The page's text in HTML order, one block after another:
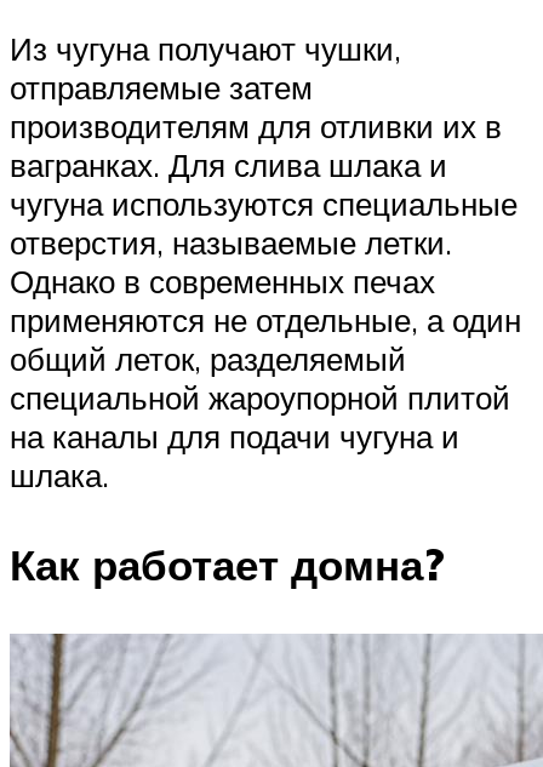
Из чугуна получают чушки,
отправляемые затем
производителям для отливки их в
вагранках. Для слива шлака и
чугуна используются специальные
отверстия, называемые летки.
Однако в современных печах
применяются не отдельные, а один
общий леток, разделяемый
специальной жароупорной плитой
на каналы для подачи чугуна и
шлака.
Как работает домна?